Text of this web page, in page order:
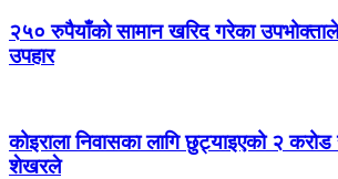
२५० रुपैयाँको सामान खरिद गरेका
उपहार
कोइराला निवासका लागि छुट्याइएको २
शेखरले